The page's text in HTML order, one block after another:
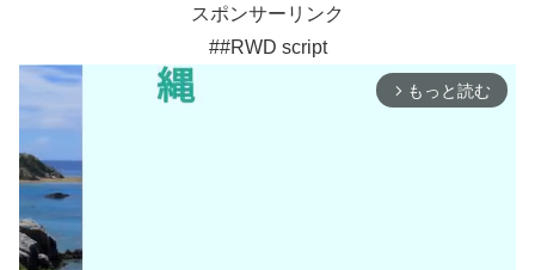
スポンサーリンク
##RWD script
arrow_forward_ios もっと読む